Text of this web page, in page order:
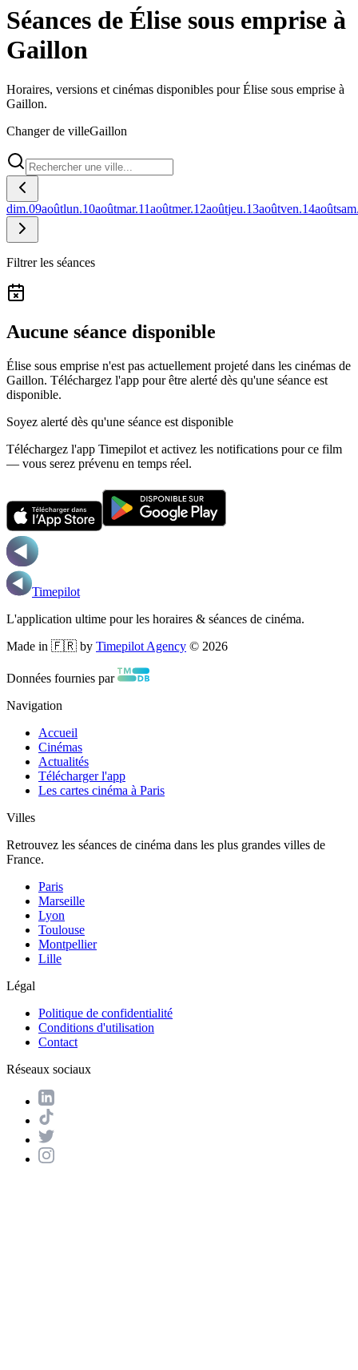
Séances de Élise sous emprise à
Gaillon
Horaires, versions et cinémas disponibles pour Élise sous emprise à
Gaillon.
Changer de villeGaillon
dim.09aoûtlun.10aoûtmar.11aoûtmer.12aoûtjeu.13aoûtven.14août
Filtrer les séances
Aucune séance disponible
Élise sous emprise n'est pas actuellement projeté dans les cinémas de
Gaillon. Téléchargez l'app pour être alerté dès qu'une séance est
disponible.
Soyez alerté dès qu'une séance est disponible
Téléchargez l'app Timepilot et activez les notifications pour ce film
— vous serez prévenu en temps réel.
Timepilot
L'application ultime pour les horaires & séances de cinéma.
Made in 🇫🇷 by Timepilot Agency © 2026
Données fournies par
Navigation
Accueil
Cinémas
Actualités
Télécharger l'app
Les cartes cinéma à Paris
Villes
Retrouvez les séances de cinéma dans les plus grandes villes de
France.
Paris
Marseille
Lyon
Toulouse
Montpellier
Lille
Légal
Politique de confidentialité
Conditions d'utilisation
Contact
Réseaux sociaux